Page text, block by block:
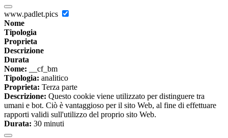
www.padlet.pics
Nome
Tipologia
Proprieta
Descrizione
Durata
Nome: __cf_bm
Tipologia: analitico
Proprieta: Terza parte
Descrizione: Questo cookie viene utilizzato per distinguere tra
umani e bot. Ciò è vantaggioso per il sito Web, al fine di effettuare
rapporti validi sull'utilizzo del proprio sito Web.
Durata: 30 minuti